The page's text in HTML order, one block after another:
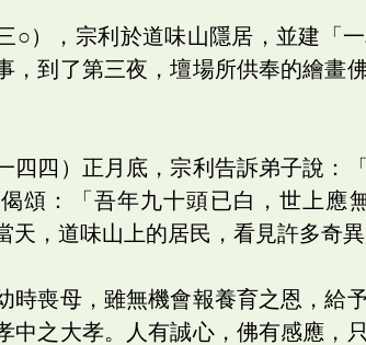
○），宗利於道味山隱居，並建「
，到了第三夜，壇場所供奉的繪畫
四四）正月底，宗利告訴弟子說：
頌：「吾年九十頭已白，世上應
天，道味山上的居民，看見許多奇
時喪母，雖無機會報養育之恩，給
中之大孝。人有誠心，佛有感應，